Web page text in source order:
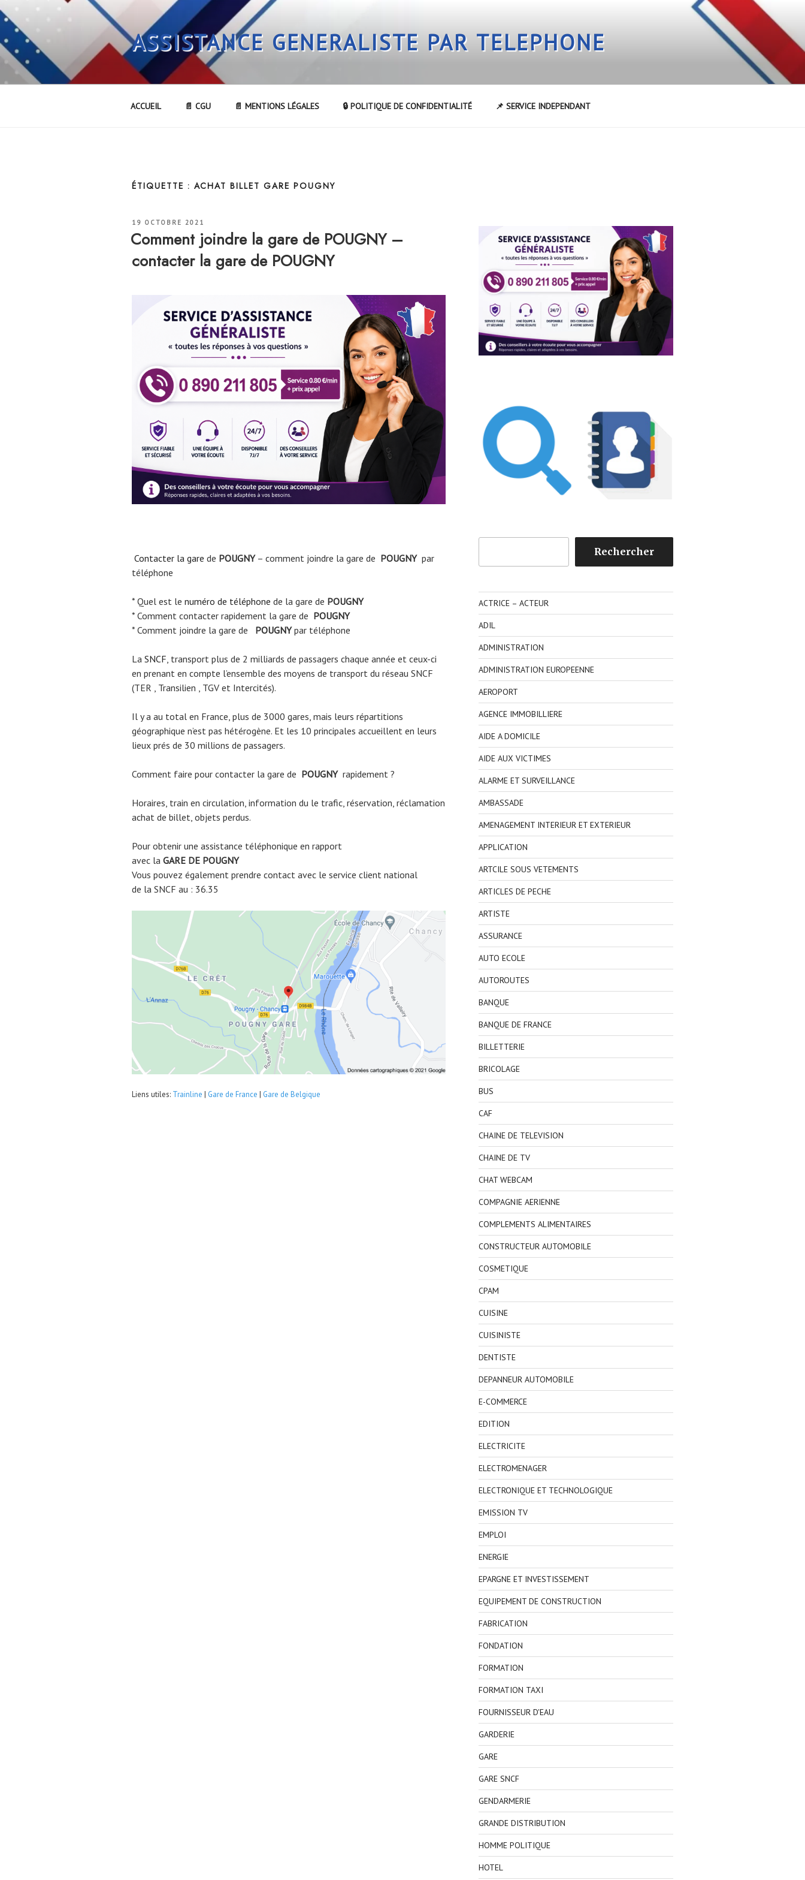
Aller
au
contenu
principal
ASSISTANCE GENERALISTE PAR TELEPHONE
ACCUEIL 📄 CGU 📄 MENTIONS LÉGALES 🔒 POLITIQUE DE CONFIDENTIALITÉ 📌 SERVICE INDEPENDANT
ÉTIQUETTE : ACHAT BILLET GARE POUGNY
PUBLIÉ
19 OCTOBRE 2021
Comment joindre la gare de POUGNY –
contacter la gare de POUGNY
Contacter la gare de POUGNY– comment joindre la gare de POUGNYpar
téléphone
* Quel est le numéro de téléphone de la gare de POUGNY
* Comment contacter rapidement la gare de POUGNY
* Comment joindre la gare de
POUGNYpar téléphone
La SNCF, transport plus de 2 milliards de passagers chaque année et ceux-ci
en prenant en compte l’ensemble des moyens de transport du réseau SNCF
(TER , Transilien , TGV et Intercités).
Il y a au total en France, plus de 3000 gares, mais leurs répartitions
géographique n’est pas hétérogène. Et les 10 principales accueillent en leurs
lieux prés de 30 millions de passagers.
Comment faire pour contacter la gare de POUGNYrapidement ?
Horaires, train en circulation, information du le trafic, réservation, réclamation
achat de billet, objets perdus.
Pour obtenir une assistance téléphonique en rapport
avec la GARE DE POUGNY
Vous pouvez également prendre contact avec le service client national
de la SNCF au : 36.35
Liens utiles: Trainline | Gare de France | Gare de Belgique
Rechercher
ACTRICE – ACTEUR
ADIL
ADMINISTRATION
ADMINISTRATION EUROPEENNE
AEROPORT
AGENCE IMMOBILLIERE
AIDE A DOMICILE
AIDE AUX VICTIMES
ALARME ET SURVEILLANCE
AMBASSADE
AMENAGEMENT INTERIEUR ET EXTERIEUR
APPLICATION
ARTCILE SOUS VETEMENTS
ARTICLES DE PECHE
ARTISTE
ASSURANCE
AUTO ECOLE
AUTOROUTES
BANQUE
BANQUE DE FRANCE
BILLETTERIE
BRICOLAGE
BUS
CAF
CHAINE DE TELEVISION
CHAINE DE TV
CHAT WEBCAM
COMPAGNIE AERIENNE
COMPLEMENTS ALIMENTAIRES
CONSTRUCTEUR AUTOMOBILE
COSMETIQUE
CPAM
CUISINE
CUISINISTE
DENTISTE
DEPANNEUR AUTOMOBILE
E-COMMERCE
EDITION
ELECTRICITE
ELECTROMENAGER
ELECTRONIQUE ET TECHNOLOGIQUE
EMISSION TV
EMPLOI
ENERGIE
EPARGNE ET INVESTISSEMENT
EQUIPEMENT DE CONSTRUCTION
FABRICATION
FONDATION
FORMATION
FORMATION TAXI
FOURNISSEUR D'EAU
GARDERIE
GARE
GARE SNCF
GENDARMERIE
GRANDE DISTRIBUTION
HOMME POLITIQUE
HOTEL